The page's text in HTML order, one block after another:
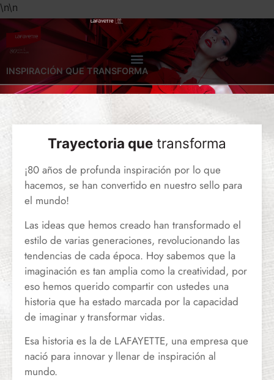
\n\n
INSPIRACIÓN QUE TRANSFORMA
Trayectoria que transforma
¡80 años de profunda inspiración por lo que
hacemos, se han convertido en nuestro sello para
el mundo!
Las ideas que hemos creado han transformado el
estilo de varias generaciones, revolucionando las
tendencias de cada época. Hoy sabemos que la
imaginación es tan amplia como la creatividad, por
eso hemos querido compartir con ustedes una
historia que ha estado marcada por la capacidad
de imaginar y transformar vidas.
Esa historia es la de LAFAYETTE, una empresa que
nació para innovar y llenar de inspiración al
mundo.